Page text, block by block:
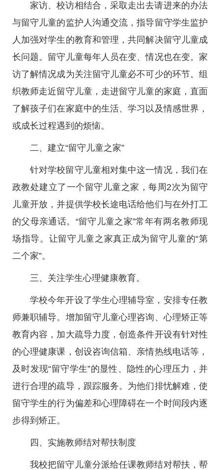
家访、校访相结合，采取走出去请进来的办法
与留守儿童的监护人沟通交流，指导留守学生监护
人加强对学生的教育和管理，共同解决留守儿童成
长问题。留守儿童每年人员在变、情况也在变。家
访了解情况成为关注留守儿童必不可少的环节。组
织教师走近留守儿童，走进留守儿童的家庭，直面
了解孩子们在家庭中的生活、学习以及情感世界，
或成长过程遇到的烦恼。
二、建立“留守儿童之家”
针对学校留守儿童相对集中这一情况，我们在
政教处建立了一个留守儿童之家，每周2次为留守
儿童开放，并提供学校长途电话给他们与在外打工
的父母亲通话。“留守儿童之家”常年有两名教师现
场指导。让留守儿童之家真正成为留守儿童的“第
二个家”。
三、关注学生心理健康教育。
学校今年开设了学生心理辅导室，安排专任教
师兼职辅导。增加留守儿童心理咨询、心理矫正等
教育内容，加大疏导力度，创造条件开设有针对性
的心理健康课，创设咨询信箱、亲情热线电话等，
及时发现“留守学生”的显性、隐性的心理压力，并
进行合理的疏导，跟踪服务。为他们排忧解难，使
留守学生的行为偏差和心理障碍在一个时间段内逐
步得到矫正。
四、实施教师结对帮扶制度
我校把留守儿童分派给任课教师结对帮扶，帮